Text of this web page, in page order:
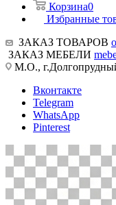
Корзина0
Избранные
ЗАКАЗ ТОВАРОВ
ЗАКАЗ МЕБЕЛИ
М.О.,
Вконтакте
Telegram
WhatsApp
Pinterest